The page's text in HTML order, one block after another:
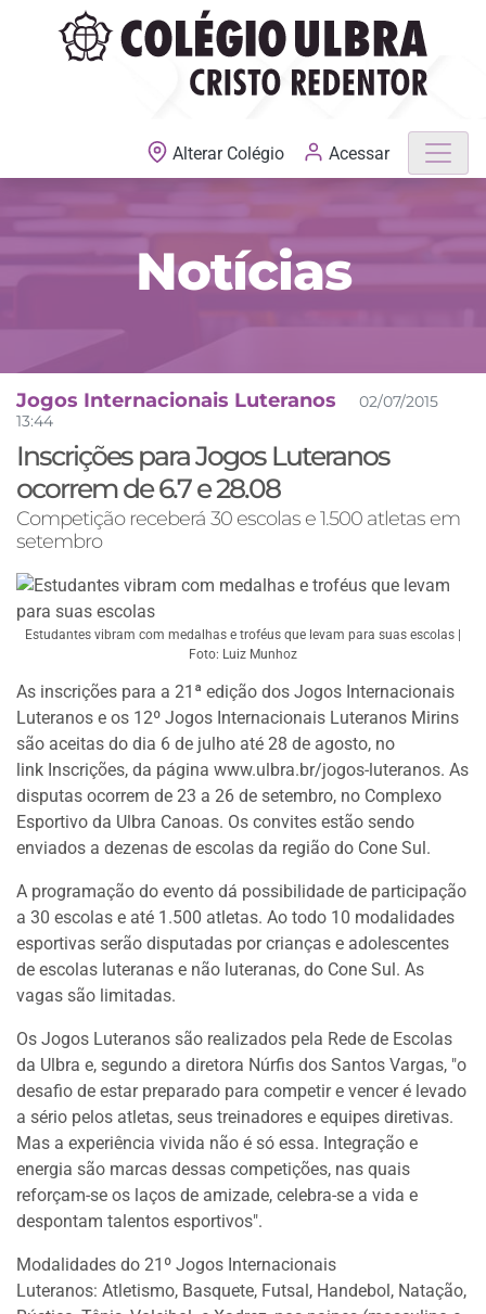
MATRÍCULAS ABERTAS
Alterar Colégio Acessar
Notícias
Jogos Internacionais Luteranos
02/07/2015
13:44
Inscrições para Jogos Luteranos
ocorrem de 6.7 e 28.08
Competição receberá 30 escolas e 1.500 atletas em
setembro
Estudantes vibram com medalhas e troféus que levam para suas escolas |
Foto: Luiz Munhoz
As inscrições para a 21ª edição dos Jogos Internacionais
Luteranos e os 12º Jogos Internacionais Luteranos Mirins
são aceitas do dia 6 de julho até 28 de agosto, no
link Inscrições, da página www.ulbra.br/jogos-luteranos. As
disputas ocorrem de 23 a 26 de setembro, no Complexo
Esportivo da Ulbra Canoas. Os convites estão sendo
enviados a dezenas de escolas da região do Cone Sul.
A programação do evento dá possibilidade de participação
a 30 escolas e até 1.500 atletas. Ao todo 10 modalidades
esportivas serão disputadas por crianças e adolescentes
de escolas luteranas e não luteranas, do Cone Sul. As
vagas são limitadas.
Os Jogos Luteranos são realizados pela Rede de Escolas
da Ulbra e, segundo a diretora Núrfis dos Santos Vargas, "o
desafio de estar preparado para competir e vencer é levado
a sério pelos atletas, seus treinadores e equipes diretivas.
Mas a experiência vivida não é só essa. Integração e
energia são marcas dessas competições, nas quais
reforçam-se os laços de amizade, celebra-se a vida e
despontam talentos esportivos".
Modalidades do 21º Jogos Internacionais
Luteranos: Atletismo, Basquete, Futsal, Handebol, Natação,